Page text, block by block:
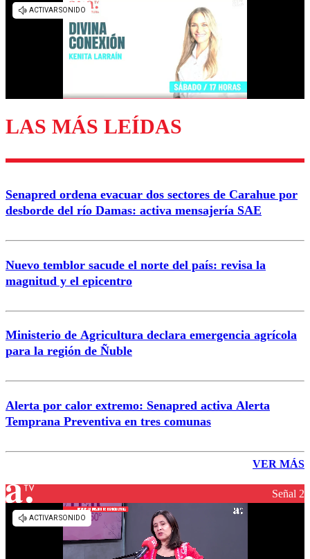
diálogo respetuoso.
Enviar comentario
LAS MÁS LEÍDAS
Senapred ordena evacuar dos sectores de Carahue por
desborde del río Damas: activa mensajería SAE
Nuevo temblor sacude el norte del país: revisa la
magnitud y el epicentro
Ministerio de Agricultura declara emergencia agrícola
para la región de Ñuble
Alerta por calor extremo: Senapred activa Alerta
Temprana Preventiva en tres comunas
VER MÁS
Señal 2